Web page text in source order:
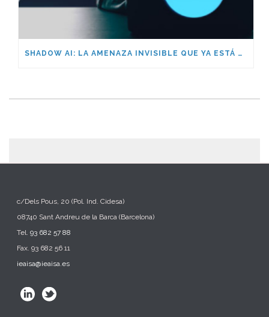
SHADOW AI: LA AMENAZA INVISIBLE QUE YA ESTÁ DENTRO DE TU EMPRESA
c/Dels Pous, 20 (Pol. Ind. Cidesa)
08740 Sant Andreu de la Barca (Barcelona)
Tel.93 682 57 88
Fax. 93 682 56 11
ieaisa@ieaisa.es